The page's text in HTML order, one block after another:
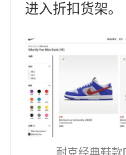
进入折扣货架。